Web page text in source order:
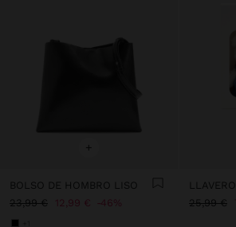
+
BOLSO DE HOMBRO LISO
23,99 €
12,99 € 46%
25,99 €